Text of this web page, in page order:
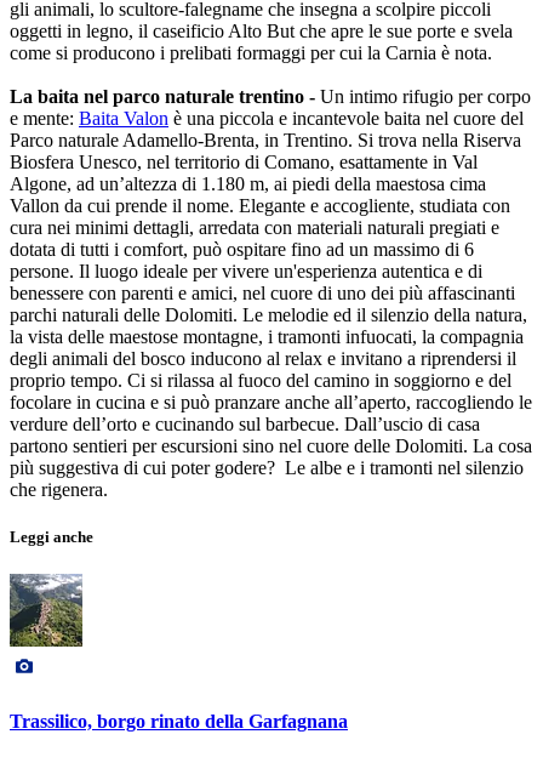
gli animali, lo scultore-falegname che insegna a scolpire piccoli
oggetti in legno, il caseificio Alto But che apre le sue porte e svela
come si producono i prelibati formaggi per cui la Carnia è nota.
La baita nel parco naturale trentino - Un intimo rifugio per corpo
e mente: Baita Valon è una piccola e incantevole baita nel cuore del
Parco naturale Adamello-Brenta, in Trentino. Si trova nella Riserva
Biosfera Unesco, nel territorio di Comano, esattamente in Val
Algone, ad un’altezza di 1.180 m, ai piedi della maestosa cima
Vallon da cui prende il nome. Elegante e accogliente, studiata con
cura nei minimi dettagli, arredata con materiali naturali pregiati e
dotata di tutti i comfort, può ospitare fino ad un massimo di 6
persone. Il luogo ideale per vivere un'esperienza autentica e di
benessere con parenti e amici, nel cuore di uno dei più affascinanti
parchi naturali delle Dolomiti. Le melodie ed il silenzio della natura,
la vista delle maestose montagne, i tramonti infuocati, la compagnia
degli animali del bosco inducono al relax e invitano a riprendersi il
proprio tempo. Ci si rilassa al fuoco del camino in soggiorno e del
focolare in cucina e si può pranzare anche all’aperto, raccogliendo le
verdure dell’orto e cucinando sul barbecue. Dall’uscio di casa
partono sentieri per escursioni sino nel cuore delle Dolomiti. La cosa
più suggestiva di cui poter godere? Le albe e i tramonti nel silenzio
che rigenera.
Leggi anche
Trassilico, borgo rinato della Garfagnana